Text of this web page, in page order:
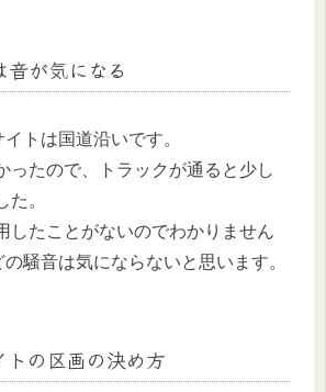
音が気になる
トは国道沿いです。
ったので、トラックが通ると少し
た。
したことがないのでわかりません
騒音は気にならないと思います。
トの区画の決め方